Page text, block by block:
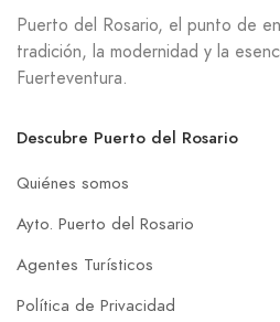
Puerto del Rosario, el punto de
tradición, la modernidad y la
Fuerteventura.
Descubre Puerto del Rosario
Quiénes somos
Ayto. Puerto del Rosario
Agentes Turísticos
Política de Privacidad